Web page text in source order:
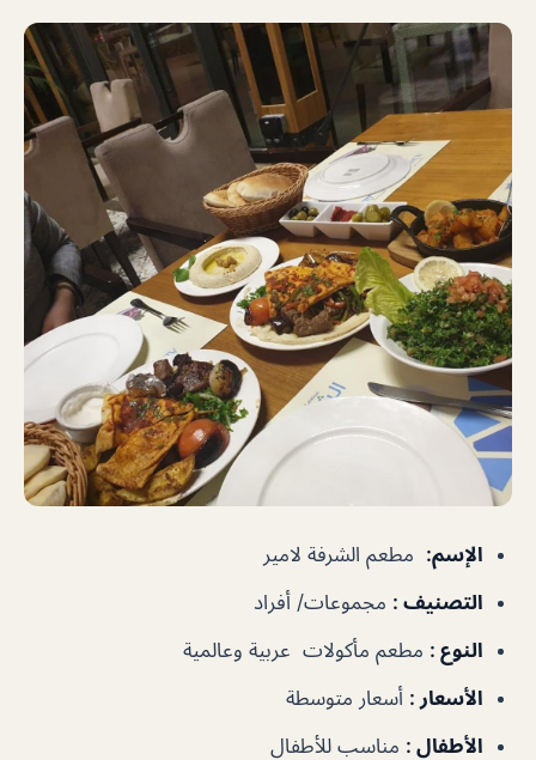
الإسم: مطعم الشرفة لامير
التصنيف : مجموعات/ أفراد
النوع : مطعم مأكولات عربية وعالمية
الأسعار : أسعار متوسطة
الأطفال : مناسب للأطفال